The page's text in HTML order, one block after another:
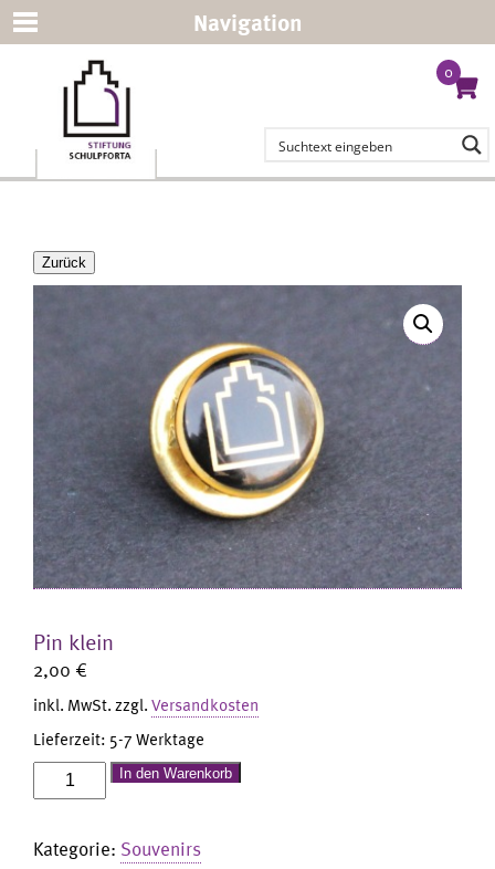
Navigation
0
Zurück
Pin klein
2,00 €
inkl. MwSt.zzgl.Versandkosten
Lieferzeit: 5-7 Werktage
klein
In den Warenkorb
Kategorie: Souvenirs